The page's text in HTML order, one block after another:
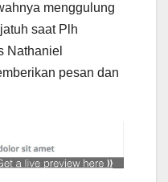
menggulung
saat Plh
Nathaniel
pesan dan